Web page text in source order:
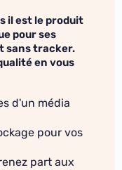
il est le produit
pour ses
sans tracker.
en vous
d'un média
pour vos
part aux